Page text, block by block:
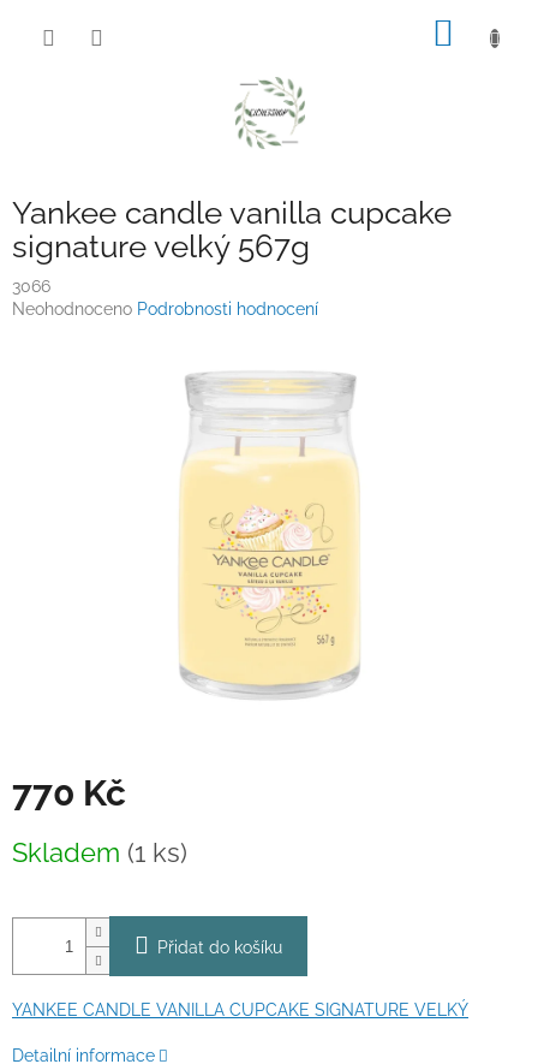
Yankee candle vanilla cupcake
signature velký 567g
3066
Průměrné
Neohodnoceno Podrobnosti hodnocení
770 Kč
cena:
Skladem (1 ks)
Přidat do košíku
YANKEE CANDLE VANILLA CUPCAKE SIGNATURE VELKÝ
Detailní informace